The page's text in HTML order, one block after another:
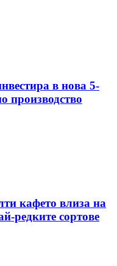
в нова 5-
производство
кафето влиза на
редките сортове